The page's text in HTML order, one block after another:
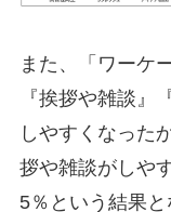
また、「ワーケ
『挨拶や雑談』
しやすくなった
拶や雑談がしや
5％という結果